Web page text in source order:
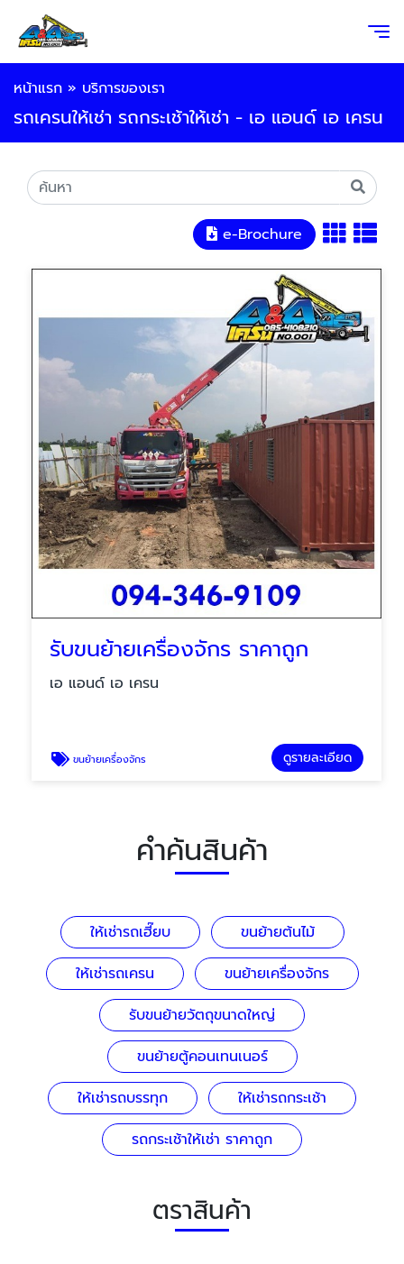
หน้าแรก » บริการของเรา
รถเครนให้เช่า รถกระเช้าให้เช่า - เอ แอนด์ เอ เครน
e-Brochure
รับขนย้ายเครื่องจักร ราคาถูก
เอ แอนด์ เอ เครน
ขนย้ายเครื่องจักร ดูรายละเอียด
คำค้นสินค้า
ให้เช่ารถเฮี๊ยบ
ขนย้ายต้นไม้
ให้เช่ารถเครน
ขนย้ายเครื่องจักร
รับขนย้ายวัตถุขนาดใหญ่
ขนย้ายตู้คอนเทนเนอร์
ให้เช่ารถบรรทุก
ให้เช่ารถกระเช้า
รถกระเช้าให้เช่า ราคาถูก
ตราสินค้า